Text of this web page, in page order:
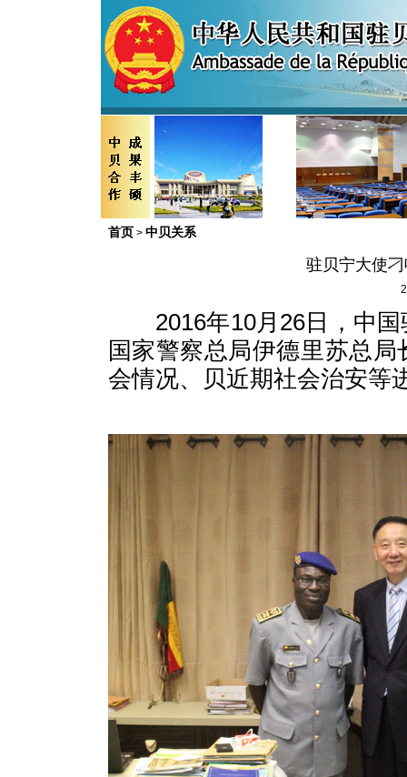
首页 > 中贝关系
驻贝宁大使
2016年10月26日，中国
国家警察总局伊德里苏总
会情况、贝近期社会治安等